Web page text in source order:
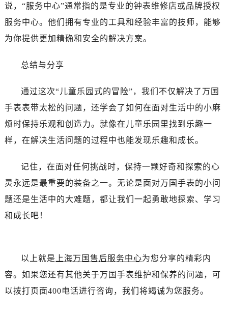
说，“服务中心”通常指的是专业的钟表维修店或品牌授权
服务中心。他们拥有专业的工具和经验丰富的技师，能够
为你提供更加精确和安全的解决方案。
总结与分享
通过这次“儿童乐园式的冒险”，我们不仅解决了万国
手表表带太松的问题，还学会了如何在面对生活中的小麻
烦时保持乐观和创造力。就像在儿童乐园里找到乐趣一
样，在解决生活问题的过程中也能发现乐趣和成长。
记住，在面对任何挑战时，保持一颗好奇和探索的心
灵永远是最重要的装备之一。无论是面对万国手表的小问
题还是生活中的大难题，都让我们一起勇敢地探索、学习
和成长吧！
以上就是 上海万国售后服务中心为您分享的精彩内
容。如果您还有其他关于万国手表维护和保养的问题，可
以拨打页面400电话进行咨询，我们将竭诚为您服务。